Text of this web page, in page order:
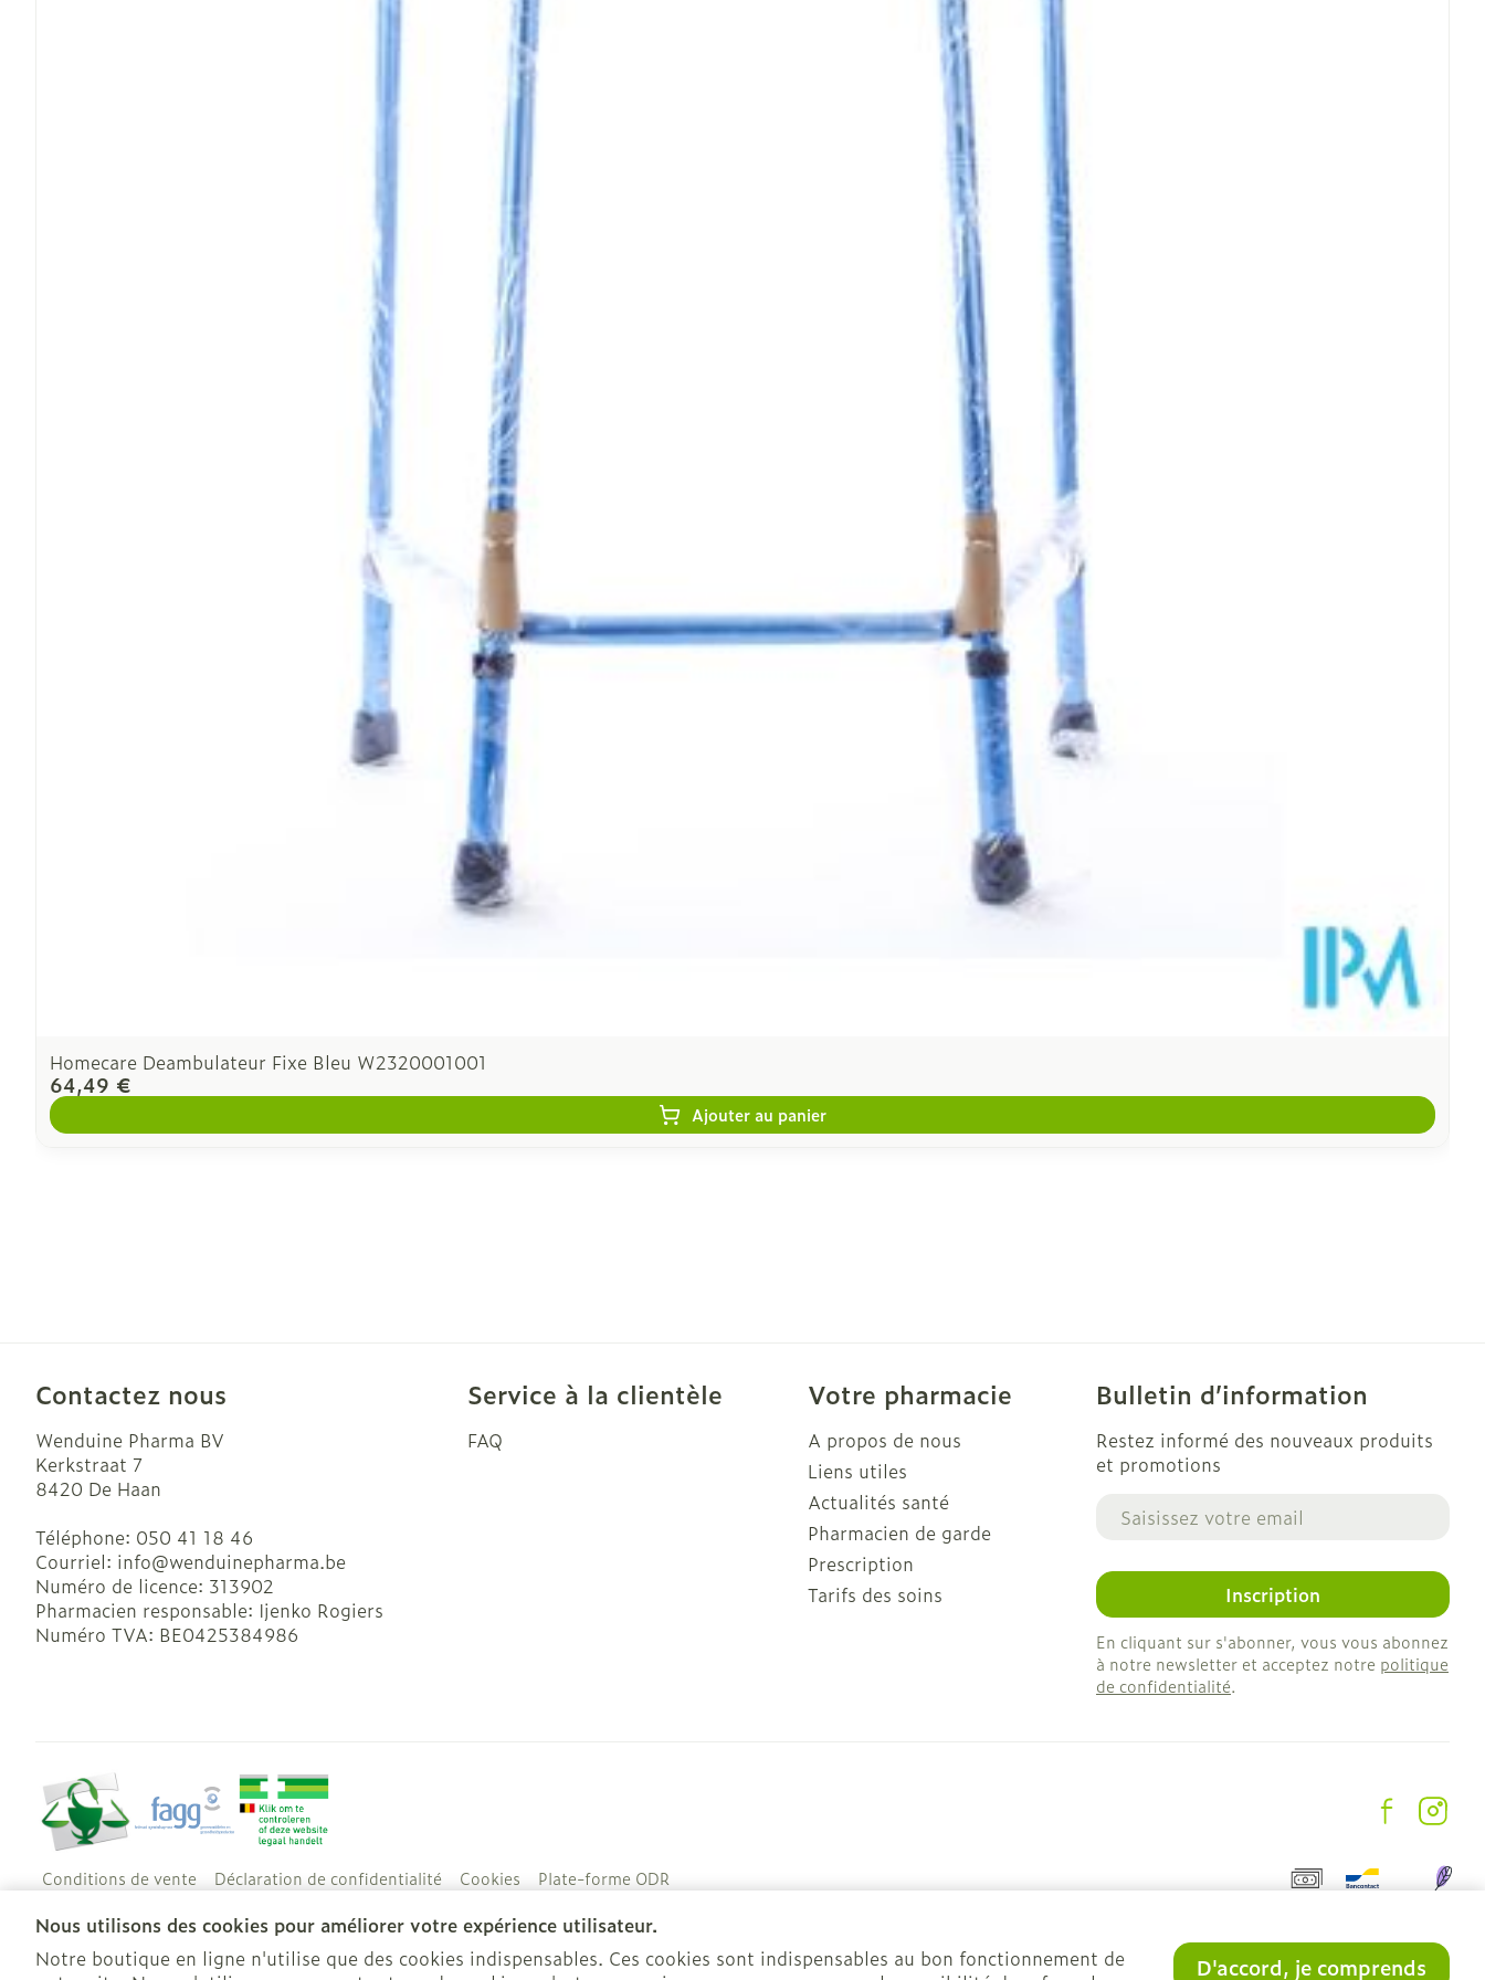
Nous utilisons des cookies pour améliorer votre expérience utilisateur.
Notre boutique en ligne n'utilise que des cookies indispensables. Ces cookies sont indispensables au bon fonctionnement de
D'accord, je comprends
Homecare Deambulateur Fixe Bleu W2320001001
64,49 €
Ajouter au panier
Contactez nous
Wenduine Pharma BV
Kerkstraat 7
8420 De Haan
Téléphone: 050 41 18 46
Courriel: info@wenduinepharma.be
Numéro de licence: 313902
Pharmacien responsable: Ijenko Rogiers
Numéro TVA: BE0425384986
Service à la clientèle
FAQ
Votre pharmacie
A propos de nous
Liens utiles
Actualités santé
Pharmacien de garde
Prescription
Tarifs des soins
Bulletin d’information
Restez informé des nouveaux produits
et promotions
Inscription
En cliquant sur s'abonner, vous vous abonnez
à notre newsletter et acceptez notre politique
de confidentialité.
Conditions de vente Déclaration de confidentialité Cookies Plate-forme ODR